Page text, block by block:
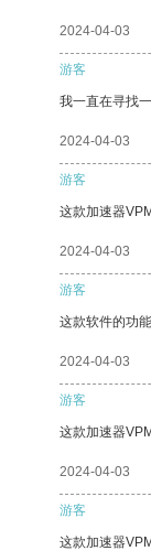
2024-04-03
游客
我一直在寻找
2024-04-03
游客
这款加速器
2024-04-03
游客
这款软件的功
2024-04-03
游客
这款加速器
2024-04-03
游客
这款加速器